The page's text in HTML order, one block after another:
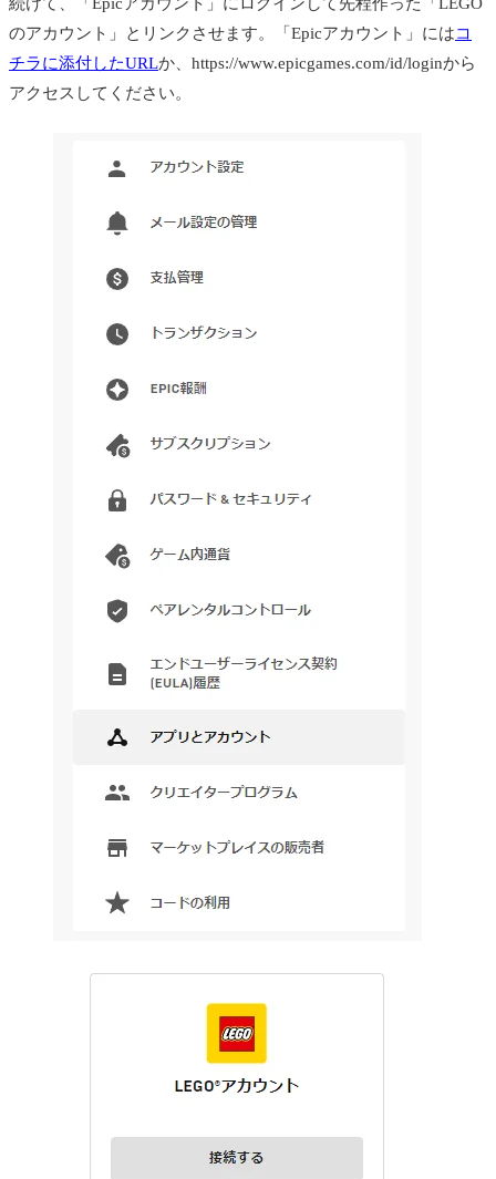
のアカウント」とリンクさせます。「Epicアカウント」にはコ
チラに添付したURLか、https://www.epicgames.com/id/loginから
アクセスしてください。